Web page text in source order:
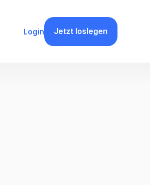
Login Jetzt loslegen